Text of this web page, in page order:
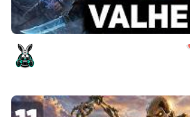
Туманные земли и 100 смертей